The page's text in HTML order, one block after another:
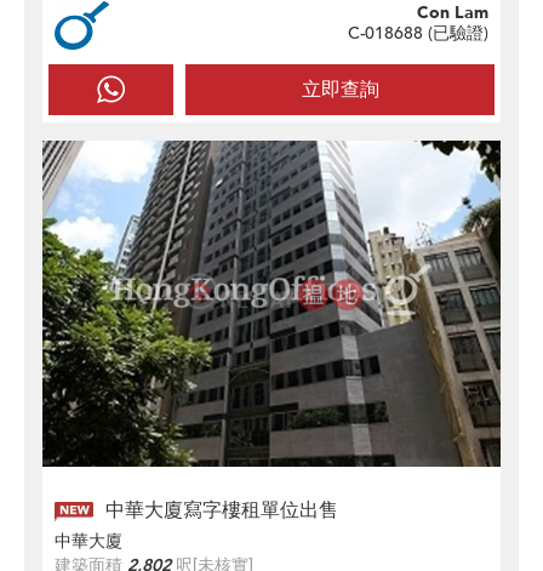
立即查詢
Con Lam
C-018688 (已驗證)
中華大廈寫字樓租單位出售
中華大廈
建築面積 2,802呎[未核實]